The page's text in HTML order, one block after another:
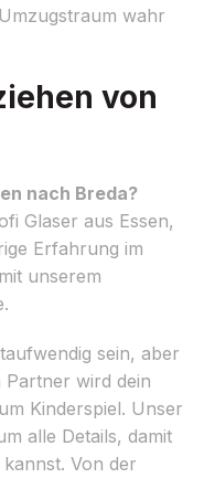
wahr
von
nach Breda?
Glaser aus Essen,
Erfahrung im
unserem
sein, aber
Partner wird dein
Kinderspiel. Unser
alle Details, damit
Von der